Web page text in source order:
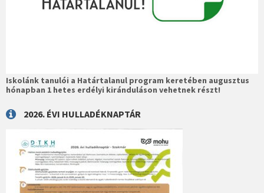
Iskolánk tanulói a Határtalanul program keretében augusztus
hónapban 1 hetes erdélyi kiránduláson vehetnek részt!
2026. ÉVI HULLADÉKNAPTÁR